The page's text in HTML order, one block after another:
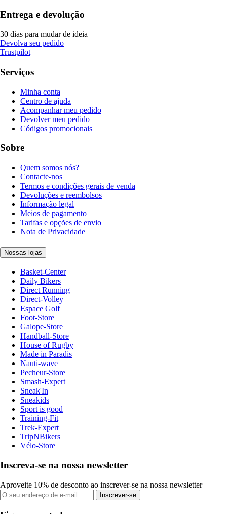
Entrega e devolução
30 dias para mudar de ideia
Devolva seu pedido
Trustpilot
Serviços
Minha conta
Centro de ajuda
Acompanhar meu pedido
Devolver meu pedido
Códigos promocionais
Sobre
Quem somos nós?
Contacte-nos
Termos e condições gerais de venda
Devoluções e reembolsos
Informação legal
Meios de pagamento
Tarifas e opções de envio
Nota de Privacidade
Nossas lojas
Basket-Center
Daily Bikers
Direct Running
Direct-Volley
Espace Golf
Foot-Store
Galope-Store
Handball-Store
House of Rugby
Made in Paradis
Nauti-wave
Pecheur-Store
Smash-Expert
Sneak'In
Sneakids
Sport is good
Training-Fit
Trek-Expert
TripNBikers
Vélo-Store
Inscreva-se na nossa newsletter
Aproveite 10% de desconto ao inscrever-se na nossa newsletter
Inscrever-se